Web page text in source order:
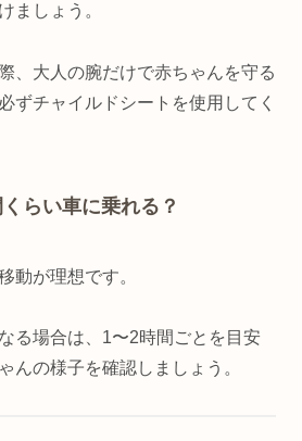
ましょう。
、大人の腕だけで赤ちゃんを守る
ずチャイルドシートを使用してく
らい車に乗れる？
動が理想です。
る場合は、1〜2時間ごとを目安
んの様子を確認しましょう。